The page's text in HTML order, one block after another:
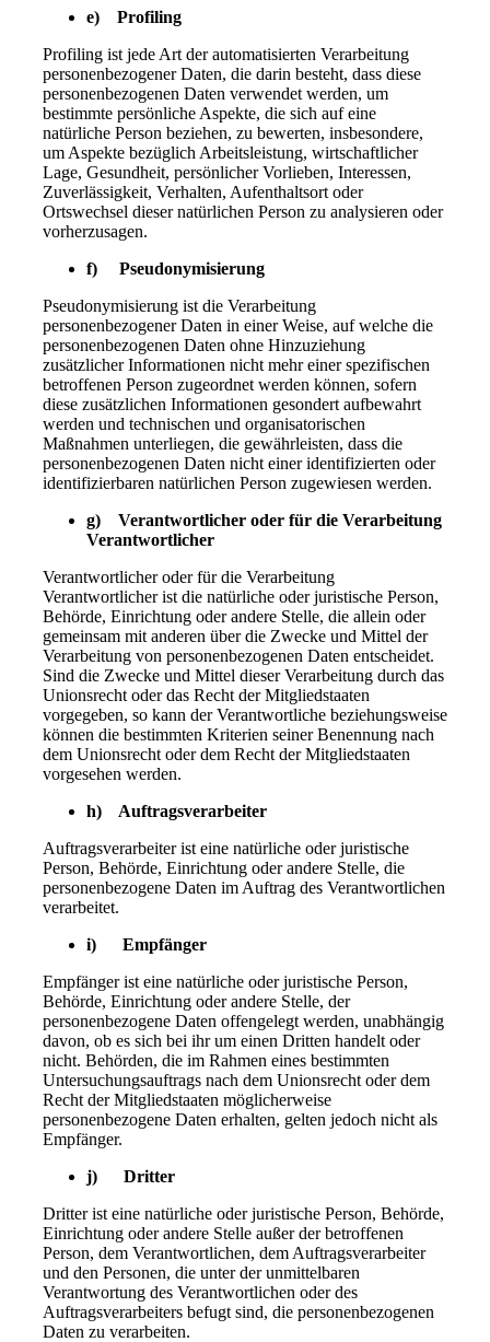
e) Profiling
Profiling ist jede Art der automatisierten Verarbeitung
personenbezogener Daten, die darin besteht, dass diese
personenbezogenen Daten verwendet werden, um
bestimmte persönliche Aspekte, die sich auf eine
natürliche Person beziehen, zu bewerten, insbesondere,
um Aspekte bezüglich Arbeitsleistung, wirtschaftlicher
Lage, Gesundheit, persönlicher Vorlieben, Interessen,
Zuverlässigkeit, Verhalten, Aufenthaltsort oder
Ortswechsel dieser natürlichen Person zu analysieren oder
vorherzusagen.
f) Pseudonymisierung
Pseudonymisierung ist die Verarbeitung
personenbezogener Daten in einer Weise, auf welche die
personenbezogenen Daten ohne Hinzuziehung
zusätzlicher Informationen nicht mehr einer spezifischen
betroffenen Person zugeordnet werden können, sofern
diese zusätzlichen Informationen gesondert aufbewahrt
werden und technischen und organisatorischen
Maßnahmen unterliegen, die gewährleisten, dass die
personenbezogenen Daten nicht einer identifizierten oder
identifizierbaren natürlichen Person zugewiesen werden.
g) Verantwortlicher oder für die Verarbeitung
Verantwortlicher
Verantwortlicher oder für die Verarbeitung
Verantwortlicher ist die natürliche oder juristische Person,
Behörde, Einrichtung oder andere Stelle, die allein oder
gemeinsam mit anderen über die Zwecke und Mittel der
Verarbeitung von personenbezogenen Daten entscheidet.
Sind die Zwecke und Mittel dieser Verarbeitung durch das
Unionsrecht oder das Recht der Mitgliedstaaten
vorgegeben, so kann der Verantwortliche beziehungsweise
können die bestimmten Kriterien seiner Benennung nach
dem Unionsrecht oder dem Recht der Mitgliedstaaten
vorgesehen werden.
h) Auftragsverarbeiter
Auftragsverarbeiter ist eine natürliche oder juristische
Person, Behörde, Einrichtung oder andere Stelle, die
personenbezogene Daten im Auftrag des Verantwortlichen
verarbeitet.
i) Empfänger
Empfänger ist eine natürliche oder juristische Person,
Behörde, Einrichtung oder andere Stelle, der
personenbezogene Daten offengelegt werden, unabhängig
davon, ob es sich bei ihr um einen Dritten handelt oder
nicht. Behörden, die im Rahmen eines bestimmten
Untersuchungsauftrags nach dem Unionsrecht oder dem
Recht der Mitgliedstaaten möglicherweise
personenbezogene Daten erhalten, gelten jedoch nicht als
Empfänger.
j) Dritter
Dritter ist eine natürliche oder juristische Person, Behörde,
Einrichtung oder andere Stelle außer der betroffenen
Person, dem Verantwortlichen, dem Auftragsverarbeiter
und den Personen, die unter der unmittelbaren
Verantwortung des Verantwortlichen oder des
Auftragsverarbeiters befugt sind, die personenbezogenen
Daten zu verarbeiten.